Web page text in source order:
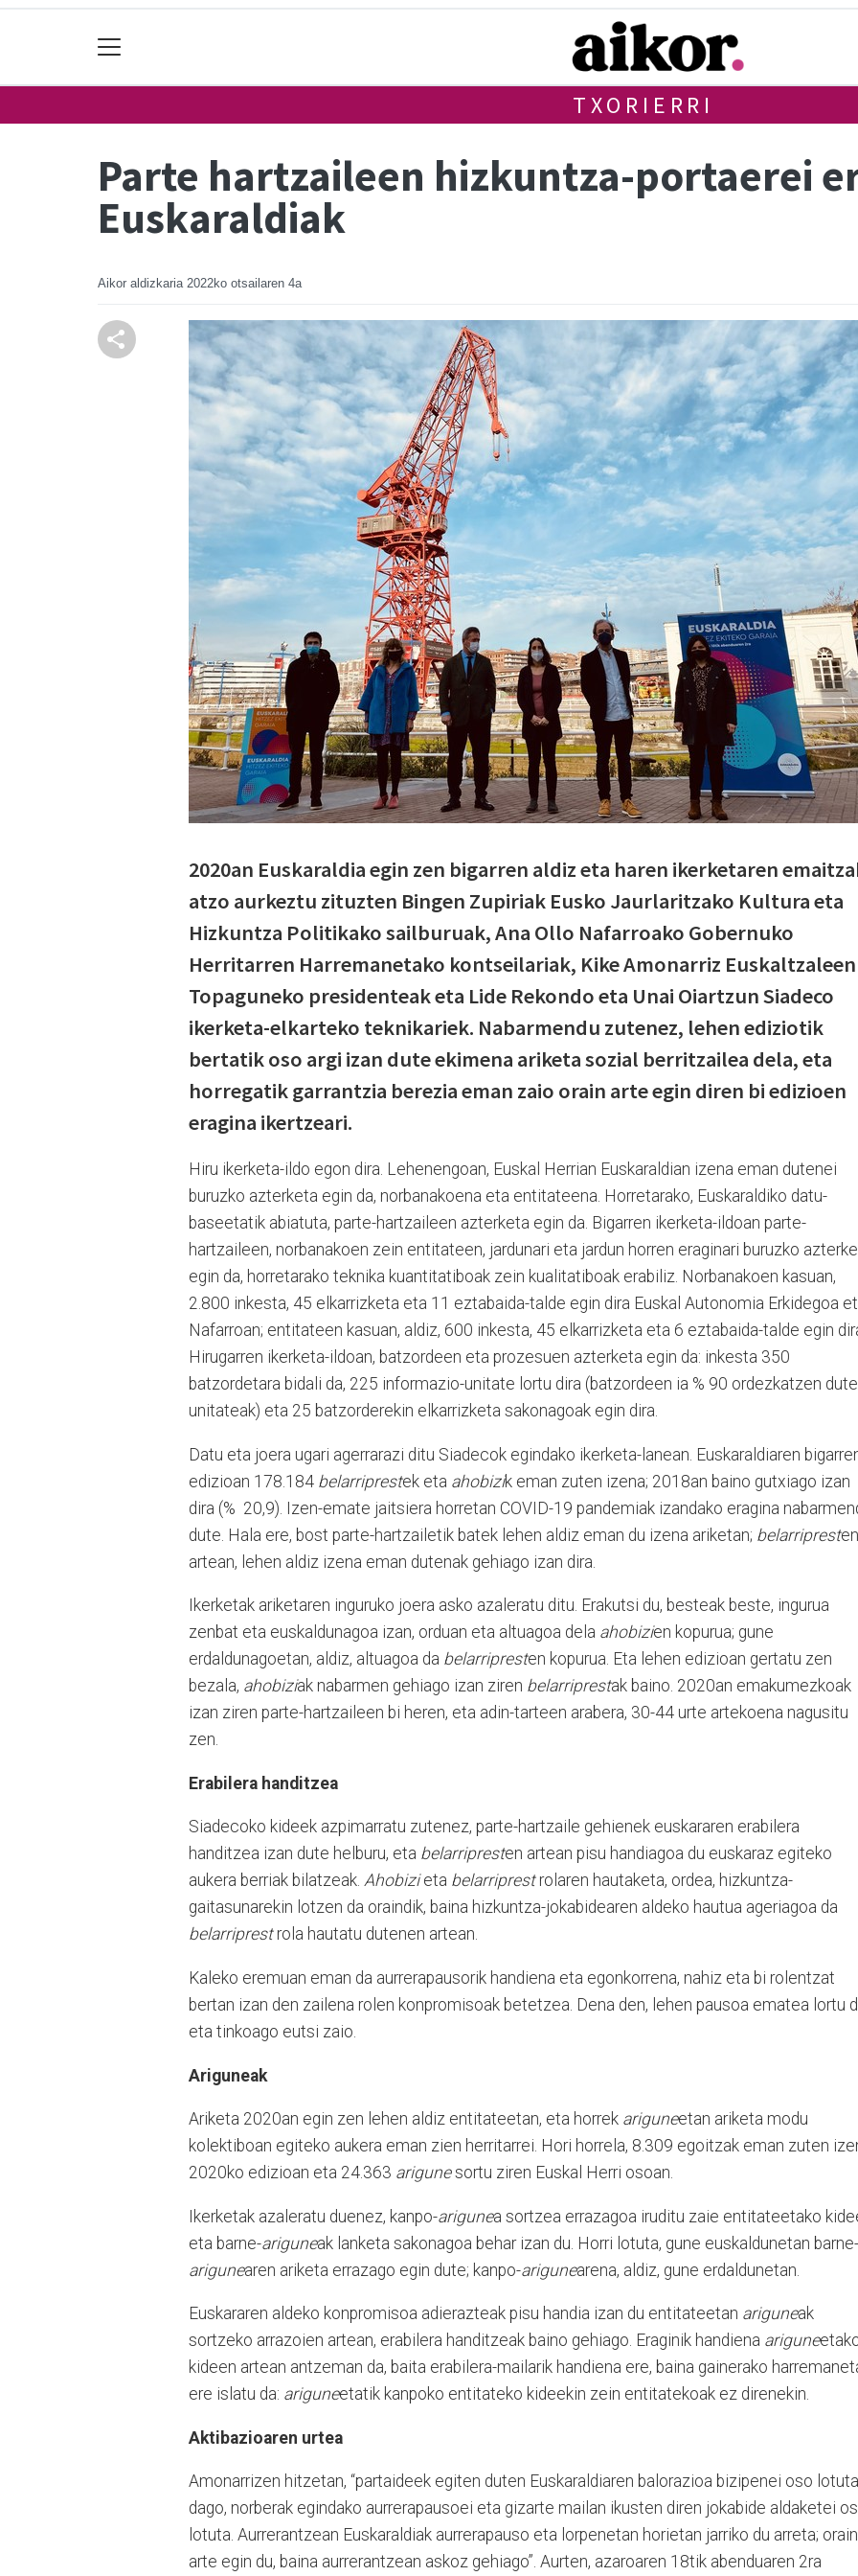
TXORIERRI
Parte hartzaileen hizkuntza-portaerei
Euskaraldiak
Aikor aldizkaria 2022ko otsailaren 4a
2020an Euskaraldia egin zen bigarren aldiz eta haren ikerketaren
atzo aurkeztu zituzten Bingen Zupiriak Eusko Jaurlaritzako Kultura eta
Hizkuntza Politikako sailburuak, Ana Ollo Nafarroako Gobernuko
Herritarren Harremanetako kontseilariak, Kike Amonarriz Euskaltzaleen
Topaguneko presidenteak eta Lide Rekondo eta Unai Oiartzun Siadeco
ikerketa-elkarteko teknikariek. Nabarmendu zutenez, lehen ediziotik
bertatik oso argi izan dute ekimena ariketa sozial berritzailea dela, eta
horregatik garrantzia berezia eman zaio orain arte egin diren bi edizioen
eragina ikertzeari.
Hiru ikerketa-ildo egon dira. Lehenengoan, Euskal Herrian Euskaraldian izena eman dutenei
buruzko azterketa egin da, norbanakoena eta entitateena. Horretarako, Euskaraldiko datu-
baseetatik abiatuta, parte-hartzaileen azterketa egin da. Bigarren ikerketa-ildoan parte-
hartzaileen, norbanakoen zein entitateen, jardunari eta jardun horren eraginari buruzko
egin da, horretarako teknika kuantitatiboak zein kualitatiboak erabiliz. Norbanakoen kasuan,
2.800 inkesta, 45 elkarrizketa eta 11 eztabaida-talde egin dira Euskal Autonomia Erkidegoa
Nafarroan; entitateen kasuan, aldiz, 600 inkesta, 45 elkarrizketa eta 6 eztabaida-talde egin
Hirugarren ikerketa-ildoan, batzordeen eta prozesuen azterketa egin da: inkesta 350
batzordetara bidali da, 225 informazio-unitate lortu dira (batzordeen ia % 90 ordezkatzen
unitateak) eta 25 batzorderekin elkarrizketa sakonagoak egin dira.
Datu eta joera ugari agerrarazi ditu Siadecok egindako ikerketa-lanean. Euskaraldiaren
edizioan 178.184 belarriprestek eta ahobizik eman zuten izena; 2018an baino gutxiago izan
dira (% 20,9). Izen-emate jaitsiera horretan COVID-19 pandemiak izandako eragina
dute. Hala ere, bost parte-hartzailetik batek lehen aldiz eman du izena ariketan; belarripresten
artean, lehen aldiz izena eman dutenak gehiago izan dira.
Ikerketak ariketaren inguruko joera asko azaleratu ditu. Erakutsi du, besteak beste, ingurua
zenbat eta euskaldunagoa izan, orduan eta altuagoa dela ahobizien kopurua; gune
erdaldunagoetan, aldiz, altuagoa da belarripresten kopurua. Eta lehen edizioan gertatu zen
bezala, ahobiziak nabarmen gehiago izan ziren belarriprestak baino. 2020an emakumezkoak
izan ziren parte-hartzaileen bi heren, eta adin-tarteen arabera, 30-44 urte artekoena nagusitu
zen.
Erabilera handitzea
Siadecoko kideek azpimarratu zutenez, parte-hartzaile gehienek euskararen erabilera
handitzea izan dute helburu, eta belarripresten artean pisu handiagoa du euskaraz egiteko
aukera berriak bilatzeak. Ahobizieta belarriprestrolaren hautaketa, ordea, hizkuntza-
gaitasunarekin lotzen da oraindik, baina hizkuntza-jokabidearen aldeko hautua ageriagoa da
belarriprestrola hautatu dutenen artean.
Kaleko eremuan eman da aurrerapausorik handiena eta egonkorrena, nahiz eta bi rolentzat
bertan izan den zailena rolen konpromisoak betetzea. Dena den, lehen pausoa ematea lortu
eta tinkoago eutsi zaio.
Ariguneak
Ariketa 2020an egin zen lehen aldiz entitateetan, eta horrek ariguneetan ariketa modu
kolektiboan egiteko aukera eman zien herritarrei. Hori horrela, 8.309 egoitzak eman zuten
2020ko edizioan eta 24.363 arigunesortu ziren Euskal Herri osoan.
Ikerketak azaleratu duenez, kanpo-arigunea sortzea errazagoa iruditu zaie entitateetako
eta barne-ariguneak lanketa sakonagoa behar izan du. Horri lotuta, gune euskaldunetan barne-
arigunearen ariketa errazago egin dute; kanpo-arigunearena, aldiz, gune erdaldunetan.
Euskararen aldeko konpromisoa adierazteak pisu handia izan du entitateetan ariguneak
sortzeko arrazoien artean, erabilera handitzeak baino gehiago. Eraginik handiena arigune
kideen artean antzeman da, baita erabilera-mailarik handiena ere, baina gainerako
ere islatu da: ariguneetatik kanpoko entitateko kideekin zein entitatekoak ez direnekin.
Aktibazioaren urtea
Amonarrizen hitzetan, “partaideek egiten duten Euskaraldiaren balorazioa bizipenei oso lotuta
dago, norberak egindako aurrerapausoei eta gizarte mailan ikusten diren jokabide aldaketei
lotuta. Aurrerantzean Euskaraldiak aurrerapauso eta lorpenetan horietan jarriko du arreta; orain
arte egin du, baina aurrerantzean askoz gehiago”. Aurten, azaroaren 18tik abenduaren 2ra